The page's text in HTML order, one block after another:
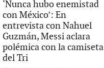
‘Nunca hubo enemistad
con México’: En
entrevista con Nahuel
Guzmán, Messi aclara
polémica con la camiseta
del Tri